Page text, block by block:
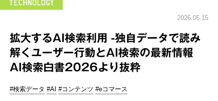
2026.05.15
拡大するAI検索利用 -独自データで読み
解くユーザー行動とAI検索の最新情報
AI検索白書2026より抜粋
#検索データ #AI #コンテンツ #eコマース